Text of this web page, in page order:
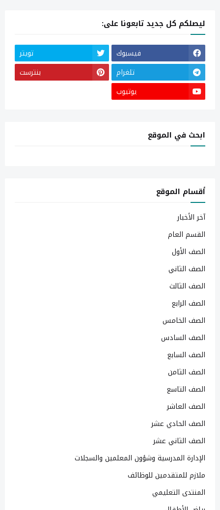
ليصلكم كل جديد تابعونا على:
فيسبوك
تويتر
تلغرام
بنترست
يوتيوب
ابحث في الموقع
أقسام الموقع
آخر الأخبار
القسم العام
الصف الأول
الصف الثاني
الصف الثالث
الصف الرابع
الصف الخامس
الصف السادس
الصف السابع
الصف الثامن
الصف التاسع
الصف العاشر
الصف الحادي عشر
الصف الثاني عشر
الإدارة المدرسية وشؤون المعلمين والسجلات
ملازم للمتقدمين للوظائف
المنتدى التعليمي